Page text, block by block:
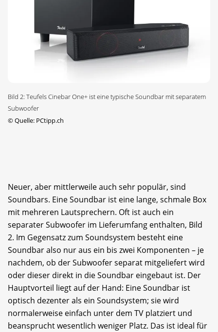
Bild 2: Teufels Cinebar One+ ist eine typische Soundbar mit separatem
Subwoofer
©Quelle: PCtipp.ch
Neuer, aber mittlerweile auch sehr populär, sind
Soundbars. Eine Soundbar ist eine lange, schmale Box
mit mehreren Lautsprechern. Oft ist auch ein
separater Subwoofer im Lieferumfang enthalten, Bild
2. Im Gegensatz zum Soundsystem besteht eine
Soundbar also nur aus ein bis zwei Komponenten – je
nachdem, ob der Subwoofer separat mitgeliefert wird
oder dieser direkt in die Soundbar eingebaut ist. Der
Hauptvorteil liegt auf der Hand: Eine Soundbar ist
optisch dezenter als ein Soundsystem; sie wird
normalerweise einfach unter dem TV platziert und
beansprucht wesentlich weniger Platz. Das ist ideal für